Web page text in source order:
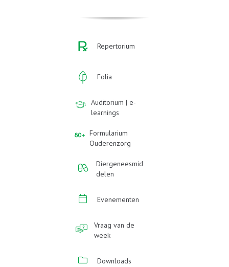
Repertorium
Folia
Auditorium | e-
learnings
Formularium
Ouderenzorg
Diergeneesmid
delen
Evenementen
Vraag van de
week
Downloads